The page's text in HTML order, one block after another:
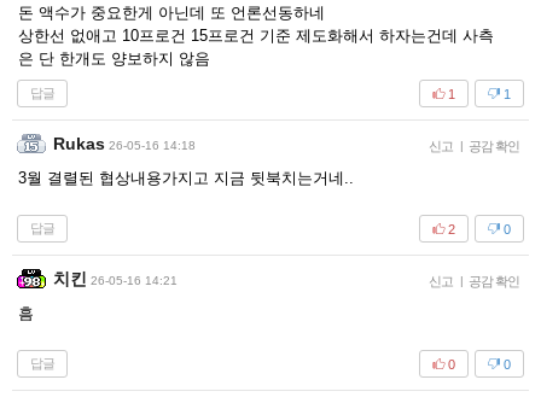
돈 액수가 중요한게 아닌데 또 언론선동하네
상한선 없애고 10프로건 15프로건 기준 제도화해서 하자는건데 사측
은 단 한개도 양보하지 않음
답글 1
1
Rukas 26-05-16 14:18 신고 | 공감 확인
3월 결렬된 협상내용가지고 지금 뒷북치는거네..
답글 0
2
치킨 26-05-16 14:21 신고 | 공감 확인
흠
답글 0
0